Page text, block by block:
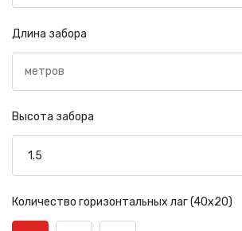
Длина забора
Высота забора
Количество горизонтальных лаг (40х20)